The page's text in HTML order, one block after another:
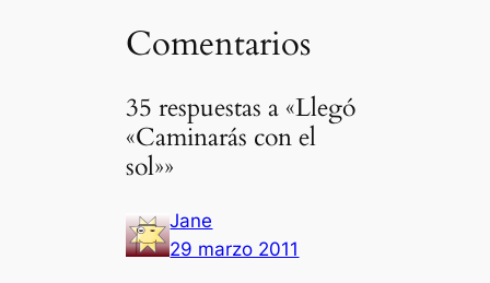
Comentarios
35 respuestas a «Llegó
«Caminarás con el
sol»»
Jane
29 marzo 2011